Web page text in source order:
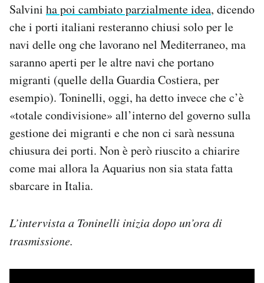
Salvini ha poi cambiato parzialmente idea, dicendo
che i porti italiani resteranno chiusi solo per le
navi delle ong che lavorano nel Mediterraneo, ma
saranno aperti per le altre navi che portano
migranti (quelle della Guardia Costiera, per
esempio). Toninelli, oggi, ha detto invece che c’è
«totale condivisione» all’interno del governo sulla
gestione dei migranti e che non ci sarà nessuna
chiusura dei porti. Non è però riuscito a chiarire
come mai allora la Aquarius non sia stata fatta
sbarcare in Italia.
L’intervista a Toninelli inizia dopo un’ora di
trasmissione.